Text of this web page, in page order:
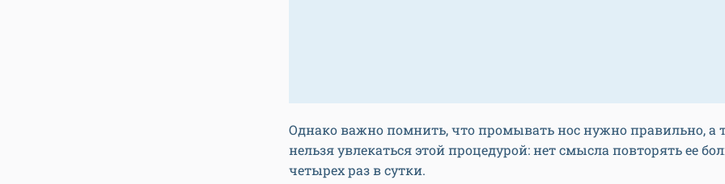
Однако важно помнить, что промывать нос нужно правильно, а
нельзя увлекаться этой процедурой: нет смысла повторять ее
четырех раз в сутки.